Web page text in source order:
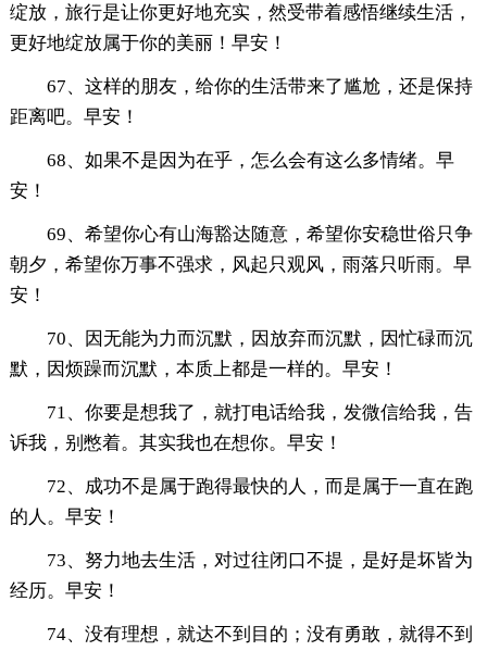
绽放，旅行是让你更好地充实，然受带着感悟继续生活，
更好地绽放属于你的美丽！早安！
67、这样的朋友，给你的生活带来了尴尬，还是保持
距离吧。早安！
68、如果不是因为在乎，怎么会有这么多情绪。早
安！
69、希望你心有山海豁达随意，希望你安稳世俗只争
朝夕，希望你万事不强求，风起只观风，雨落只听雨。早
安！
70、因无能为力而沉默，因放弃而沉默，因忙碌而沉
默，因烦躁而沉默，本质上都是一样的。早安！
71、你要是想我了，就打电话给我，发微信给我，告
诉我，别憋着。其实我也在想你。早安！
72、成功不是属于跑得最快的人，而是属于一直在跑
的人。早安！
73、努力地去生活，对过往闭口不提，是好是坏皆为
经历。早安！
74、没有理想，就达不到目的；没有勇敢，就得不到